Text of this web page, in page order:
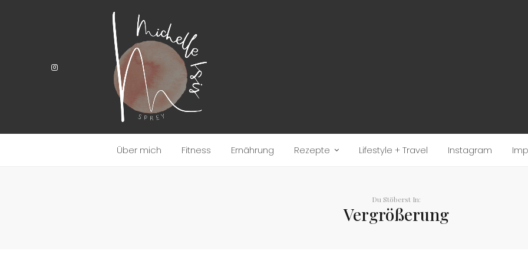
Über mich Fitness Ernährung Rezepte Lifestyle + Travel Instagram
Du Stöberst In:
Vergrößerung